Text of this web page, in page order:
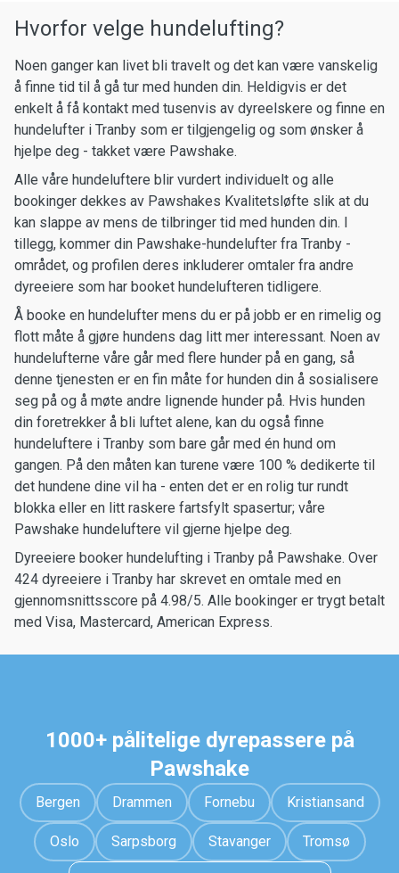
Hvorfor velge hundelufting?
Noen ganger kan livet bli travelt og det kan være vanskelig
å finne tid til å gå tur med hunden din. Heldigvis er det
enkelt å få kontakt med tusenvis av dyreelskere og finne en
hundelufter i Tranby som er tilgjengelig og som ønsker å
hjelpe deg - takket være Pawshake.
Alle våre hundeluftere blir vurdert individuelt og alle
bookinger dekkes av Pawshakes Kvalitetsløfte slik at du
kan slappe av mens de tilbringer tid med hunden din. I
tillegg, kommer din Pawshake-hundelufter fra Tranby -
området, og profilen deres inkluderer omtaler fra andre
dyreeiere som har booket hundelufteren tidligere.
Å booke en hundelufter mens du er på jobb er en rimelig og
flott måte å gjøre hundens dag litt mer interessant. Noen av
hundelufterne våre går med flere hunder på en gang, så
denne tjenesten er en fin måte for hunden din å sosialisere
seg på og å møte andre lignende hunder på. Hvis hunden
din foretrekker å bli luftet alene, kan du også finne
hundeluftere i Tranby som bare går med én hund om
gangen. På den måten kan turene være 100 % dedikerte til
det hundene dine vil ha - enten det er en rolig tur rundt
blokka eller en litt raskere fartsfylt spasertur; våre
Pawshake hundeluftere vil gjerne hjelpe deg.
Dyreeiere booker hundelufting i Tranby på Pawshake. Over
424 dyreeiere i Tranby har skrevet en omtale med en
gjennomsnittsscore på 4.98/5. Alle bookinger er trygt betalt
med Visa, Mastercard, American Express.
1000+ pålitelige dyrepassere på
Pawshake
Bergen Drammen Fornebu Kristiansand
Oslo Sarpsborg Stavanger Tromsø